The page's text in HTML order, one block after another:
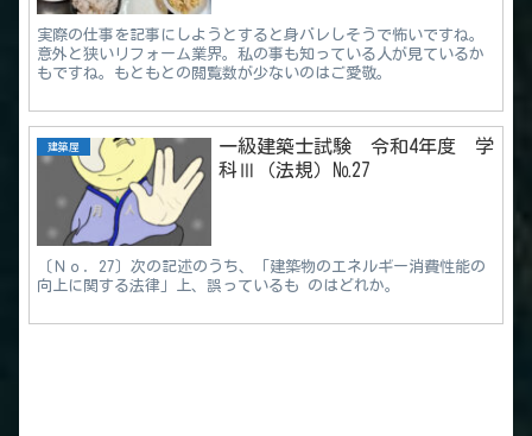
実際の仕事を記事にしようとすると身バレしそうで怖いですね。
意外と狭いリフォーム業界。私の事も知っている人が見ているか
もですね。もともとの閲覧数が少ないのはご愛敬。
建築屋
一級建築士試験 令和4年度 学
科Ⅲ（法規）№27
〔Ｎｏ．27〕次の記述のうち、「建築物のエネルギー消費性能の
向上に関する法律」上、誤っているも のはどれか。